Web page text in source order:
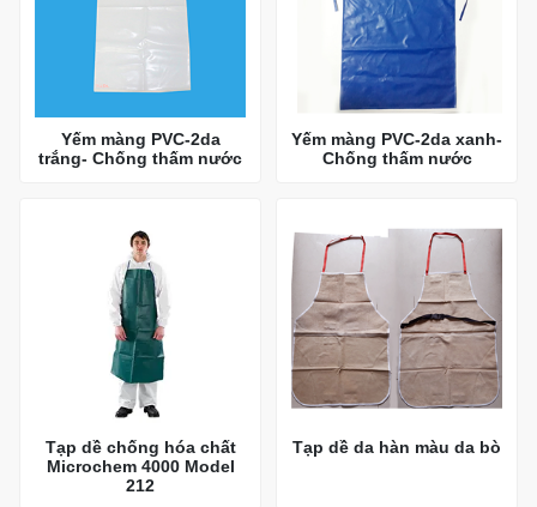
Yếm màng PVC-2da
trắng- Chống thấm nước
Yếm màng PVC-2da xanh-
Chống thấm nước
Tạp dề chống hóa chất
Microchem 4000 Model
212
Tạp dề da hàn màu da bò